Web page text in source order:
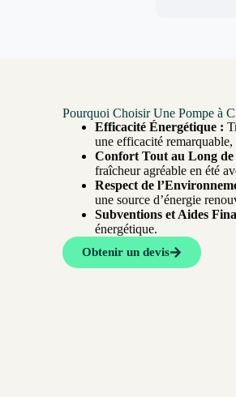
Pourquoi Choisir Une Pompe à
Efficacité Énergétique :
une efficacité
Confort Tout au Long de
fraîcheur agréable en été
Respect de
une source d’énergie
Subventions et Aides
énergétique.
Obtenir un devis